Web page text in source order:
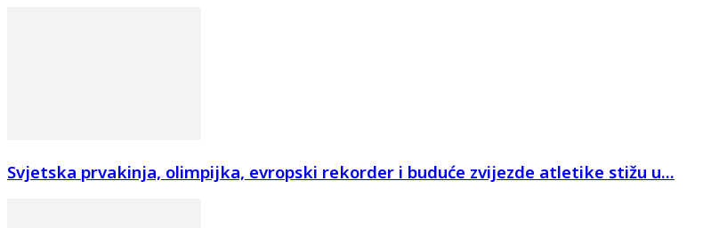
Svjetska prvakinja, olimpijka, evropski rekorder i buduće zvijezde atletike stižu u...